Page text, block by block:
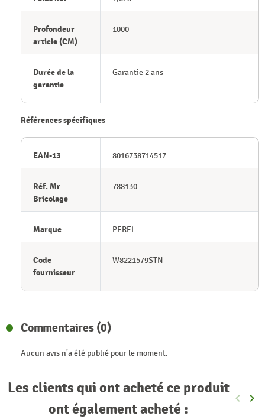
Profondeur
article (CM)
1000
Durée de la
garantie
Garantie 2 ans
Références spécifiques
EAN-13 8016738714517
Réf. Mr
Bricolage
788130
Marque PEREL
Code
fournisseur
W8221579STN
Commentaires (0)
Aucun avis n'a été publié pour le moment.
Les clients qui ont acheté ce produit
ont également acheté :
keyboard_arrow_left keyboard_arrow_right